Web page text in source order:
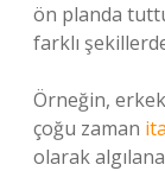
ön planda
farklı
Örneğin,
çoğu zaman
olarak